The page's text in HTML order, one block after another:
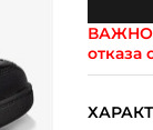
отказа